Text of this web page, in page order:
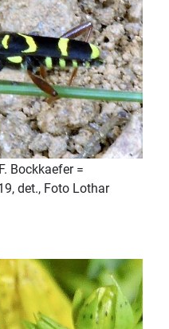
Bockkaefer =
det., Foto Lothar